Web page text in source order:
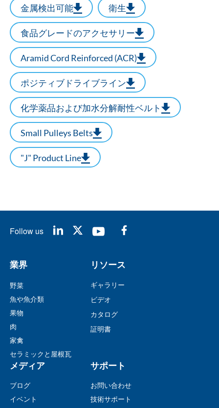
金属検出可能 衛生
食品グレードのアクセサリー
Aramid Cord Reinforced (ACR)
ポジティブドライブライン
化学薬品および加水分解耐性ベルト
Small Pulleys Belts
"J" Product Line
Follow us
業界
野菜
魚や魚介類
果物
肉
家禽
セラミックと屋根瓦
リソース
ギャラリー
ビデオ
カタログ
証明書
メディア
ブログ
イベント
サポート
お問い合わせ
技術サポート